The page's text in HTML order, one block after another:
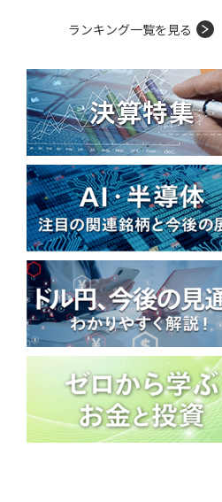
ランキング一覧を見る